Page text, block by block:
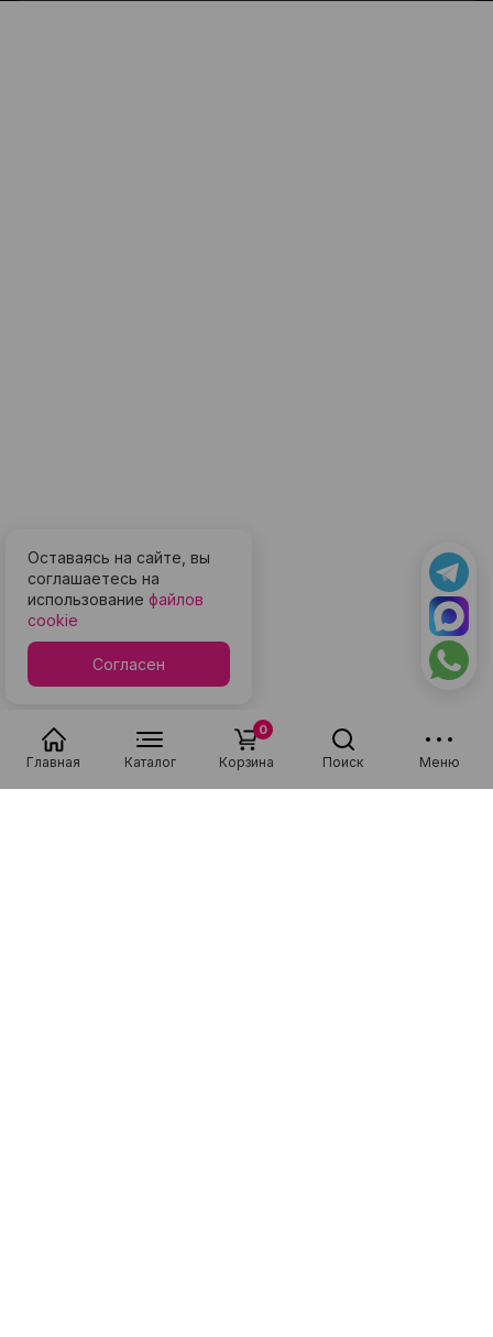
Главная Каталог Корзина
0
Поиск Меню
Оставаясь на сайте, вы
соглашаетесь на
использование файлов
cookie
Согласен